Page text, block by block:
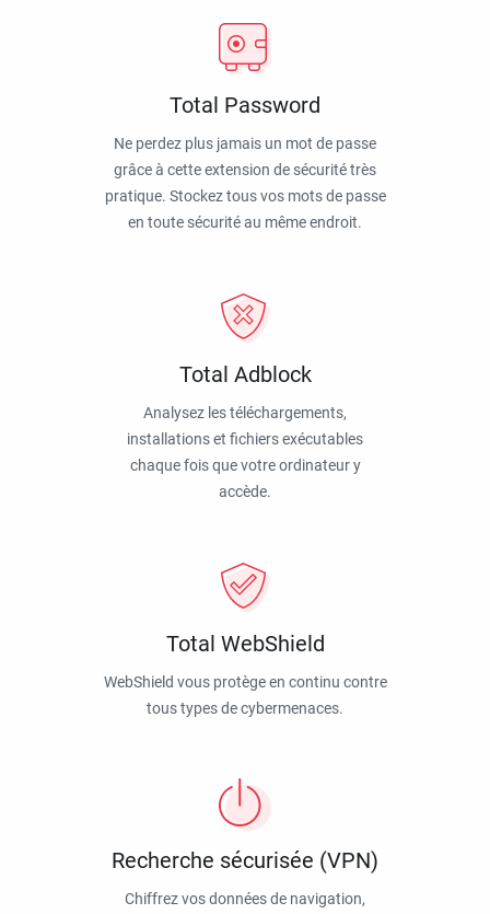
Total Password
Ne perdez plus jamais un mot de passe
grâce à cette extension de sécurité très
pratique. Stockez tous vos mots de passe
en toute sécurité au même endroit.
Total Adblock
Analysez les téléchargements,
installations et fichiers exécutables
chaque fois que votre ordinateur y
accède.
Total WebShield
WebShield vous protège en continu contre
tous types de cybermenaces.
Recherche sécurisée (VPN)
Chiffrez vos données de navigation,